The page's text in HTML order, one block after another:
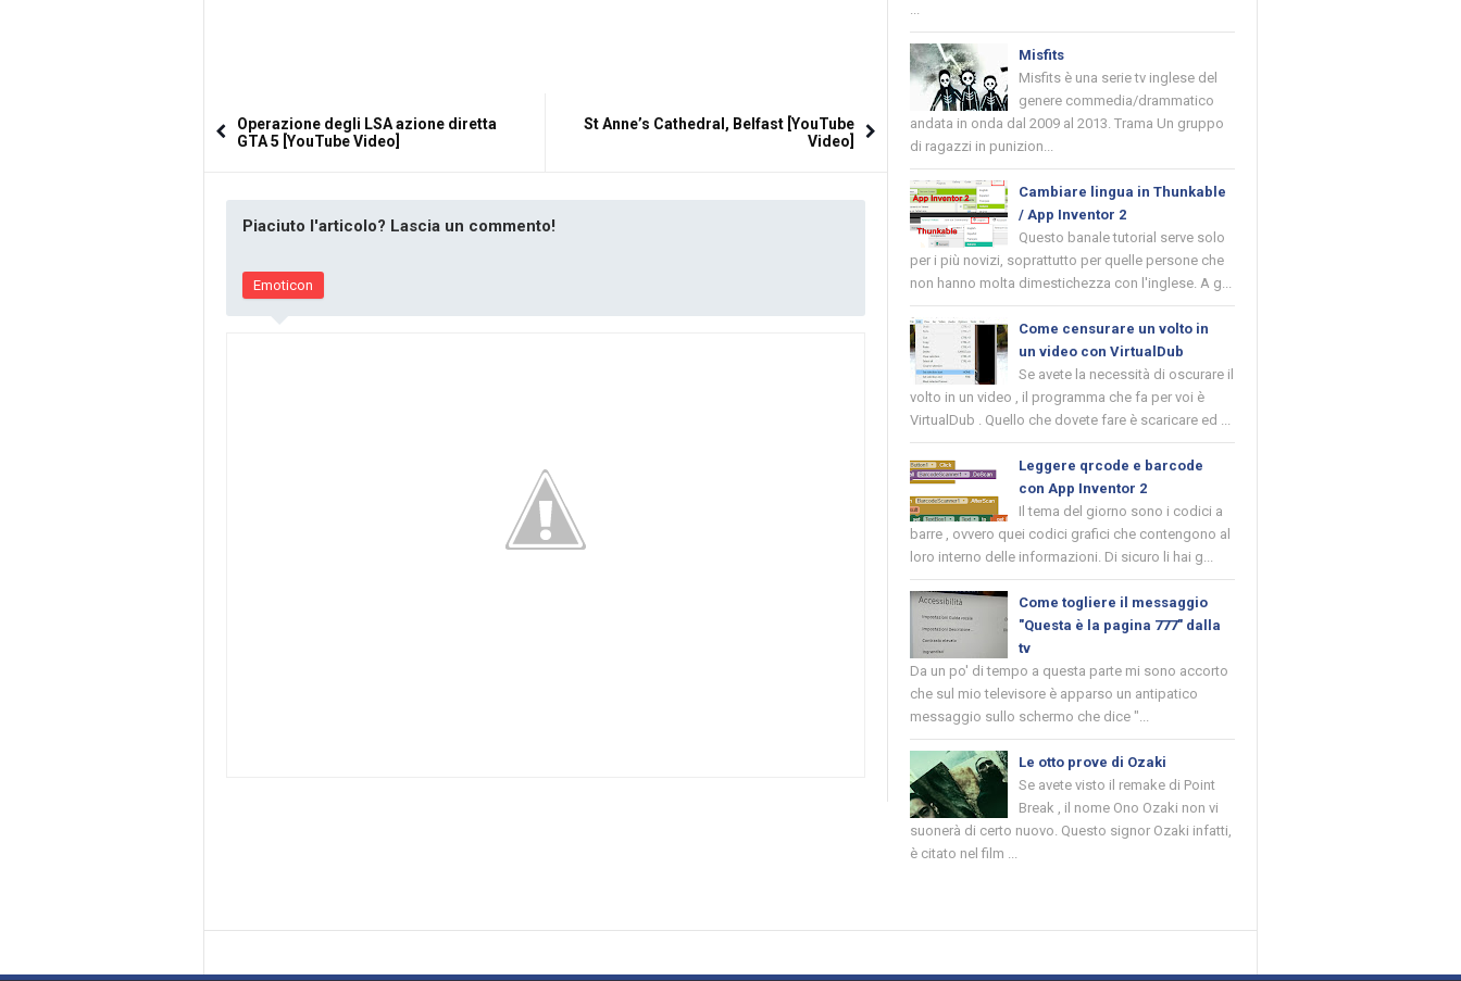
Operazione degli LSA azione diretta
GTA 5 [YouTube Video]
St Anne’s Cathedral, Belfast [YouTube
Video]
Piaciuto l'articolo? Lascia un commento!
Emoticon
...
Misfits
Misfits è una serie tv inglese del
genere commedia/drammatico
andata in onda dal 2009 al 2013. Trama Un gruppo
di ragazzi in punizion...
Cambiare lingua in Thunkable
/ App Inventor 2
Questo banale tutorial serve solo
per i più novizi, soprattutto per quelle persone che
non hanno molta dimestichezza con l'inglese. A g...
Come censurare un volto in
un video con VirtualDub
Se avete la necessità di oscurare il
volto in un video , il programma che fa per voi è
VirtualDub . Quello che dovete fare è scaricare ed ...
Leggere qrcode e barcode
con App Inventor 2
Il tema del giorno sono i codici a
barre , ovvero quei codici grafici che contengono al
loro interno delle informazioni. Di sicuro li hai g...
Come togliere il messaggio
"Questa è la pagina 777" dalla
tv
Da un po' di tempo a questa parte mi sono accorto
che sul mio televisore è apparso un antipatico
messaggio sullo schermo che dice "...
Le otto prove di Ozaki
Se avete visto il remake di Point
Break , il nome Ono Ozaki non vi
suonerà di certo nuovo. Questo signor Ozaki infatti,
è citato nel film ...